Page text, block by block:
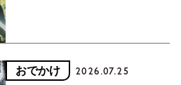
おでかけ 2026.07.25